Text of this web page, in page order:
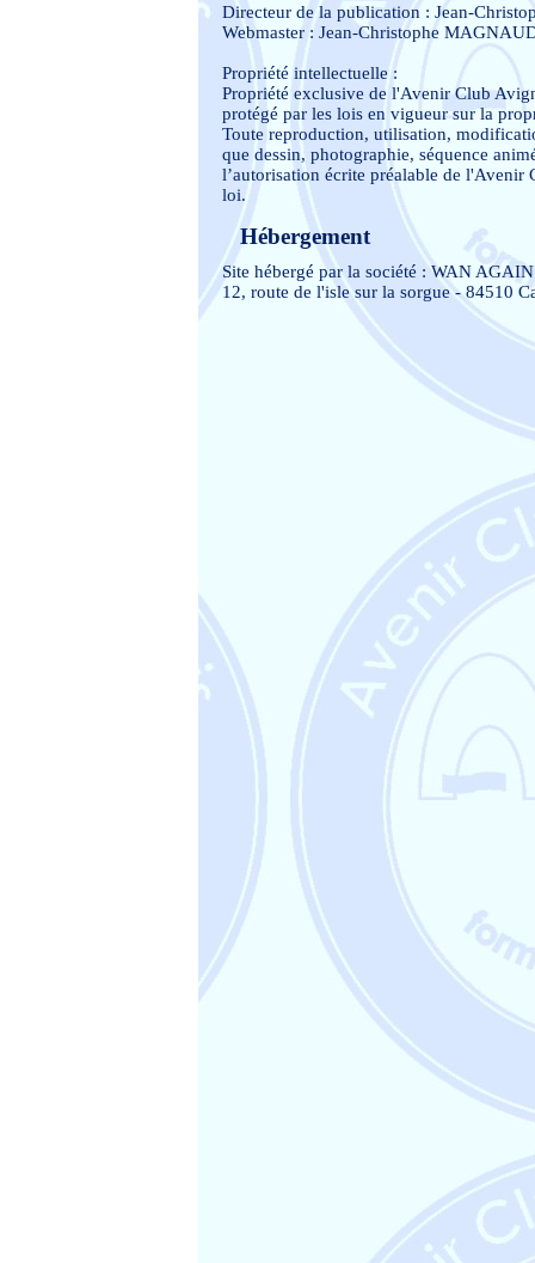
Directeur de la publication : Jean-
Webmaster : Jean-Christophe
Propriété intellectuelle :
Propriété exclusive de l'Avenir Club
protégé par les lois en vigueur sur la
Toute reproduction, utilisation,
que dessin, photographie, séquence
l’autorisation écrite préalable de
loi.
Hébergement
Site hébergé par la société : WAN AGAIN
12, route de l'isle sur la sorgue - 84510